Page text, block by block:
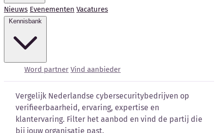
Nieuws Evenementen Vacatures
Word partner Vind aanbieder
Kennisbank
vergelijken
Vergelijk Nederlandse cybersecuritybedrijven op
verifieerbaarheid, ervaring, expertise en
klantervaring. Filter het aanbod en vind de partij die
bij jouw organisatie past.